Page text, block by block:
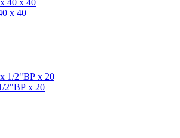
х 40
2"ВР х 20